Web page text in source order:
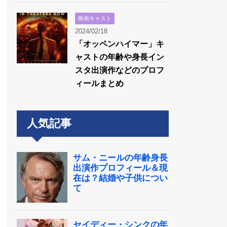
映画キャスト
2024/02/18
「オッペンハイマー」キ
ャストの年齢や身長イン
スタ出演作などのプロフ
ィールまとめ
人気記事